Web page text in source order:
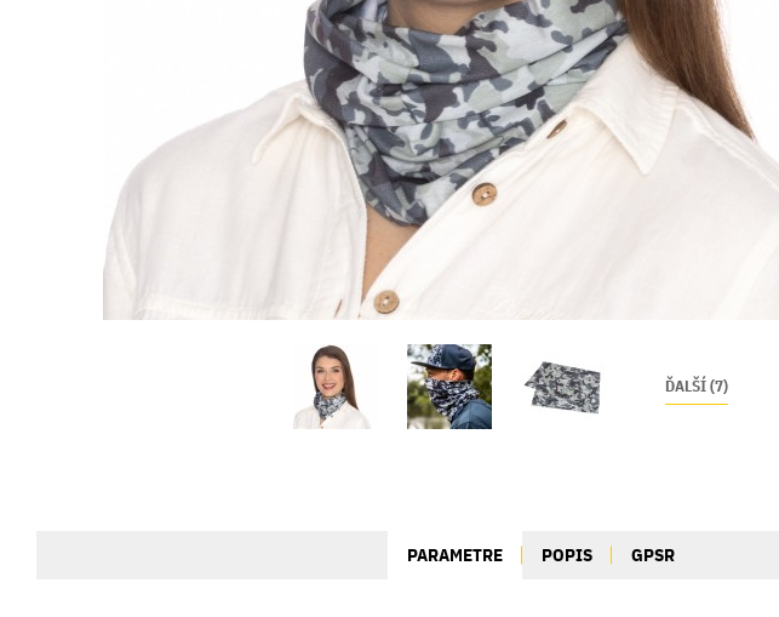
ĎALŠÍ (7)
PARAMETRE POPIS GPSR